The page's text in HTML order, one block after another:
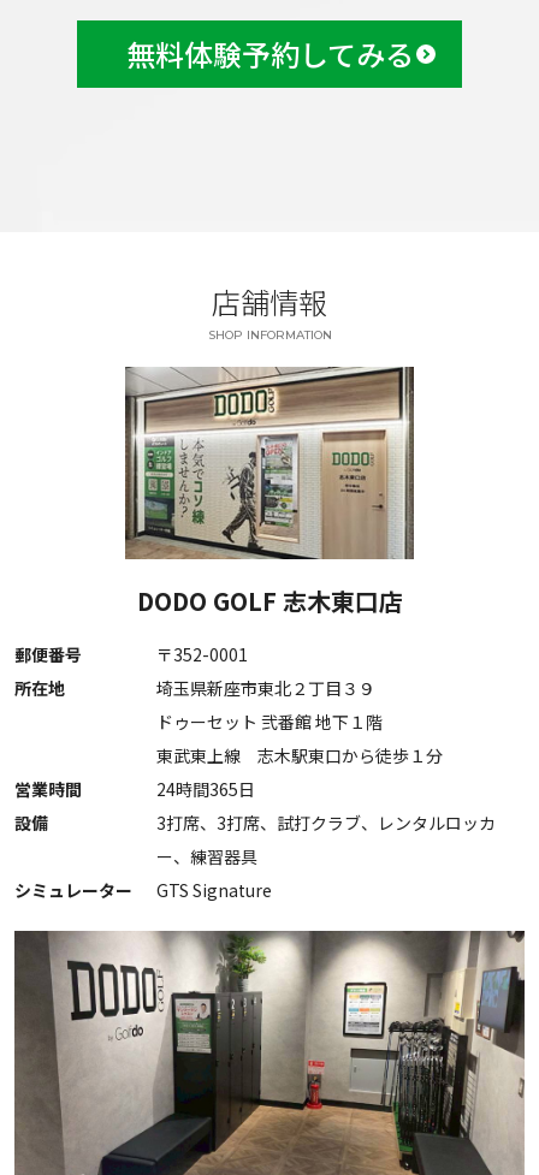
無料体験予約してみる
店舗情報
SHOP INFORMATION
DODO GOLF 志木東口店
郵便番号
〒352-0001
所在地
埼玉県新座市東北２丁目３９
ドゥーセット 弐番館 地下１階
東武東上線 志木駅東口から徒歩１分
営業時間
24時間365日
設備
3打席、3打席、試打クラブ、レンタルロッカ
ー、練習器具
シミュレーター
GTS Signature